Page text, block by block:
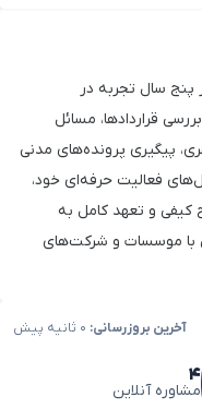
پنج سال تجربه در
قراردادها، مسائل
پیگیری پرونده‌های مدنی
فعالیت حرفه‌ای خود،
کیفی و تعهد کامل به
با موسسات و شرکت‌های
آخرین بروزرسانی:
۴
مشاوره آنلاین